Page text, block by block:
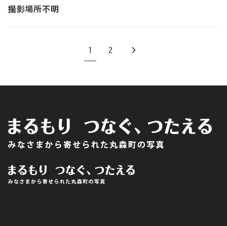
撮影場所不明
1 2